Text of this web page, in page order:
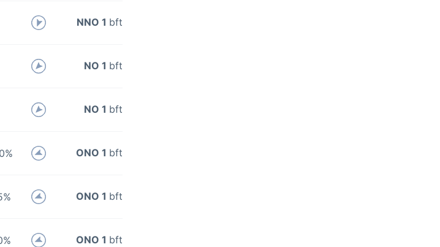
NNO 1 bft
NO 1 bft
NO 1 bft
ONO 1 bft
ONO 1 bft
ONO 1 bft